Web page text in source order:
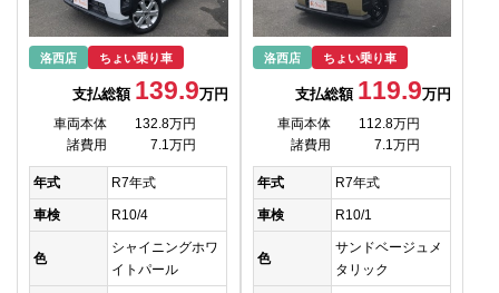
洛西店 ちょい乗り車
支払総額 139.9万円
車両本体
132.8万円
諸費用
7.1万円
年式 R7年式
車検 R10/4
色
シャイニングホワ
イトパール
洛西店 ちょい乗り車
支払総額 119.9万円
車両本体
112.8万円
諸費用
7.1万円
年式 R7年式
車検 R10/1
色
サンドベージュメ
タリック